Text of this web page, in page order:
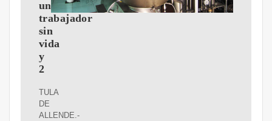
un
trabajador
sin
vida
y
2
TULA
DE
ALLENDE.-